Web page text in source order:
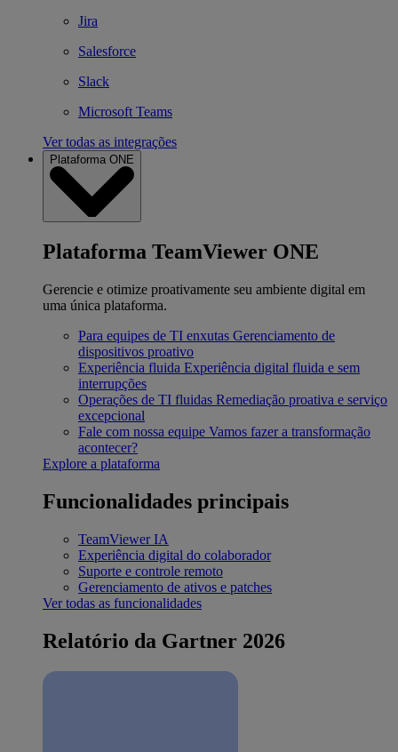
Jira
Salesforce
Slack
Microsoft Teams
Ver todas as integrações
Plataforma ONE
Plataforma TeamViewer ONE
Gerencie e otimize proativamente seu ambiente digital em
uma única plataforma.
Para equipes de TI enxutas Gerenciamento de
dispositivos proativo
Experiência fluida Experiência digital fluida e sem
interrupções
Operações de TI fluidas Remediação proativa e serviço
excepcional
Fale com nossa equipe Vamos fazer a transformação
acontecer?
Explore a plataforma
Funcionalidades principais
TeamViewer IA
Experiência digital do colaborador
Suporte e controle remoto
Gerenciamento de ativos e patches
Ver todas as funcionalidades
Relatório da Gartner 2026